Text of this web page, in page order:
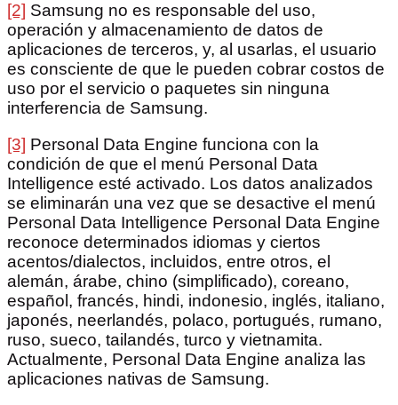
[2] Samsung no es responsable del uso,
operación y almacenamiento de datos de
aplicaciones de terceros, y, al usarlas, el usuario
es consciente de que le pueden cobrar costos de
uso por el servicio o paquetes sin ninguna
interferencia de Samsung.
[3] Personal Data Engine funciona con la
condición de que el menú Personal Data
Intelligence esté activado. Los datos analizados
se eliminarán una vez que se desactive el menú
Personal Data Intelligence Personal Data Engine
reconoce determinados idiomas y ciertos
acentos/dialectos, incluidos, entre otros, el
alemán, árabe, chino (simplificado), coreano,
español, francés, hindi, indonesio, inglés, italiano,
japonés, neerlandés, polaco, portugués, rumano,
ruso, sueco, tailandés, turco y vietnamita.
Actualmente, Personal Data Engine analiza las
aplicaciones nativas de Samsung.